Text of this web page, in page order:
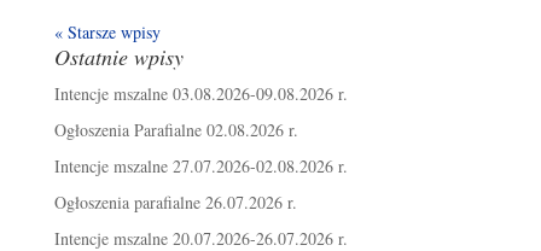
« Starsze wpisy
Ostatnie wpisy
Intencje mszalne 03.08.2026-09.08.2026 r.
Ogłoszenia Parafialne 02.08.2026 r.
Intencje mszalne 27.07.2026-02.08.2026 r.
Ogłoszenia parafialne 26.07.2026 r.
Intencje mszalne 20.07.2026-26.07.2026 r.